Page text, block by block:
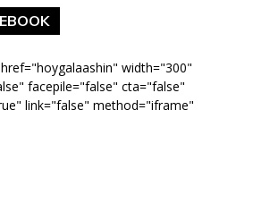
width="300"
facepile="false" cta="false"
link="false" method="iframe"